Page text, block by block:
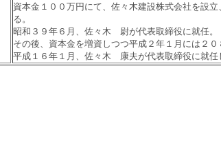
資本金１００万円にて、佐々木建設株式会社を設
る。
昭和３９年６月、佐々木 尉が代表取締役に就任。
その後、資本金を増資しつつ平成２年１月には２０
平成１６年１月、佐々木 康夫が代表取締役に就任